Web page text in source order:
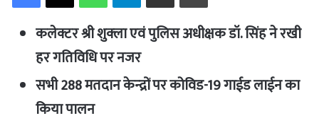
कलेक्टर श्री शुक्‍ला एवं पुलिस अधीक्षक डॉ. सिंह ने रखी
हर गतिविधि पर नजर
सभी 288 मतदान केन्‍द्रों पर कोविड-19 गाईड लाईन का
किया पालन